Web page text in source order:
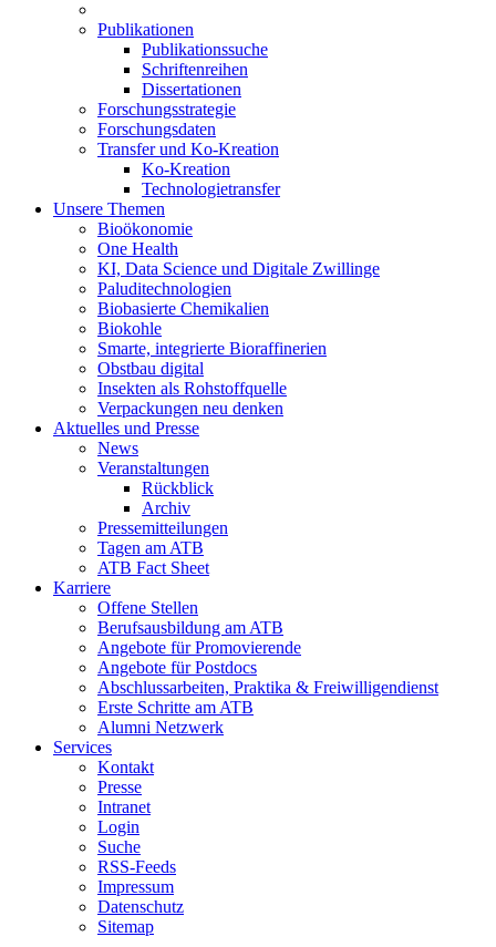
Publikationen
Publikationssuche
Schriftenreihen
Dissertationen
Forschungsstrategie
Forschungsdaten
Transfer und Ko-Kreation
Ko-Kreation
Technologietransfer
Unsere Themen
Bioökonomie
One Health
KI, Data Science und Digitale Zwillinge
Paluditechnologien
Biobasierte Chemikalien
Biokohle
Smarte, integrierte Bioraffinerien
Obstbau digital
Insekten als Rohstoffquelle
Verpackungen neu denken
Aktuelles und Presse
News
Veranstaltungen
Rückblick
Archiv
Pressemitteilungen
Tagen am ATB
ATB Fact Sheet
Karriere
Offene Stellen
Berufsausbildung am ATB
Angebote für Promovierende
Angebote für Postdocs
Abschlussarbeiten, Praktika & Freiwilligendienst
Erste Schritte am ATB
Alumni Netzwerk
Services
Kontakt
Presse
Intranet
Login
Suche
RSS-Feeds
Impressum
Datenschutz
Sitemap